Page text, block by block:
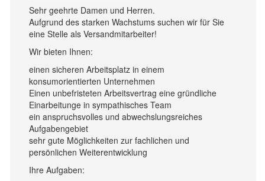
Sehr geehrte Damen und Herren.
Aufgrund des starken Wachstums suchen wir für Sie
eine Stelle als Versandmitarbeiter!
Wir bieten Ihnen:
einen sicheren Arbeitsplatz in einem
konsumorientierten Unternehmen
Einen unbefristeten Arbeitsvertrag eine gründliche
Einarbeitunge in sympathisches Team
ein anspruchsvolles und abwechslungsreiches
Aufgabengebiet
sehr gute Möglichkeiten zur fachlichen und
persönlichen Weiterentwicklung
Ihre Aufgaben: